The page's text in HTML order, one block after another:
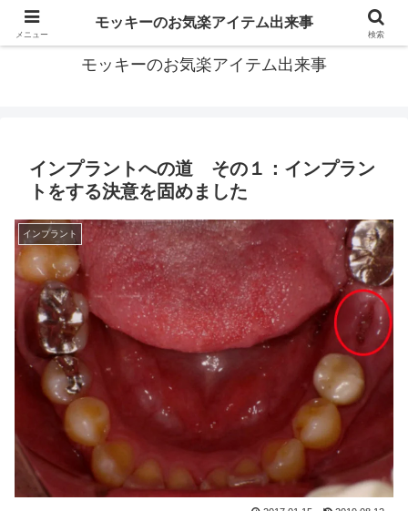
モッキーがお届けする便利なアイテムや面白い出来事などをご紹介
モッキーのお気楽アイテム出来事
インプラントへの道 その１：インプラン
トをする決意を固めました
インプラント
メニュー
モッキーのお気楽アイテム出来事
検索